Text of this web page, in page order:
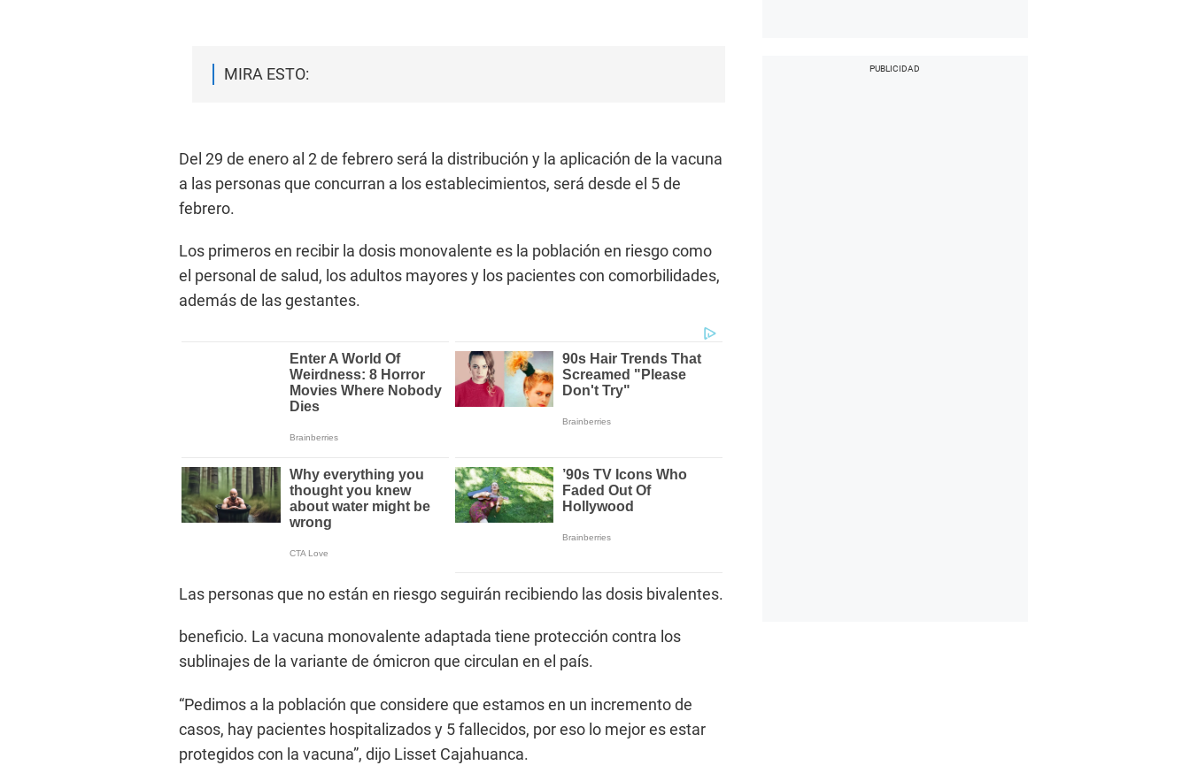
MIRA ESTO:
Del 29 de enero al 2 de febrero será la distribución y la aplicación de la vacuna
a las personas que concurran a los establecimientos, será desde el 5 de
febrero.
Los primeros en recibir la dosis monovalente es la población en riesgo como
el personal de salud, los adultos mayores y los pacientes con comorbilidades,
además de las gestantes.
Las personas que no están en riesgo seguirán recibiendo las dosis bivalentes.
beneficio. La vacuna monovalente adaptada tiene protección contra los
sublinajes de la variante de ómicron que circulan en el país.
“Pedimos a la población que considere que estamos en un incremento de
casos, hay pacientes hospitalizados y 5 fallecidos, por eso lo mejor es estar
protegidos con la vacuna”, dijo Lisset Cajahuanca.